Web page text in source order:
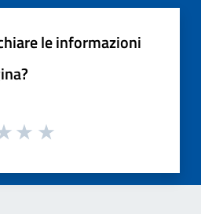
le informazioni